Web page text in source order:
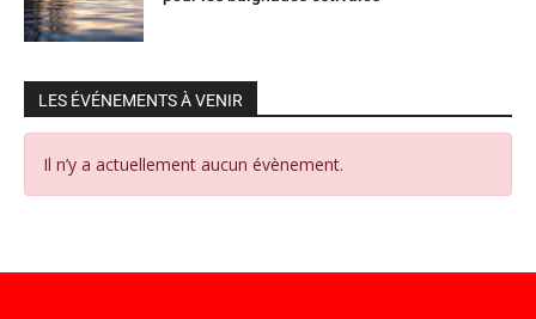
LES ÉVÉNEMENTS À VENIR
Il n’y a actuellement aucun évènement.